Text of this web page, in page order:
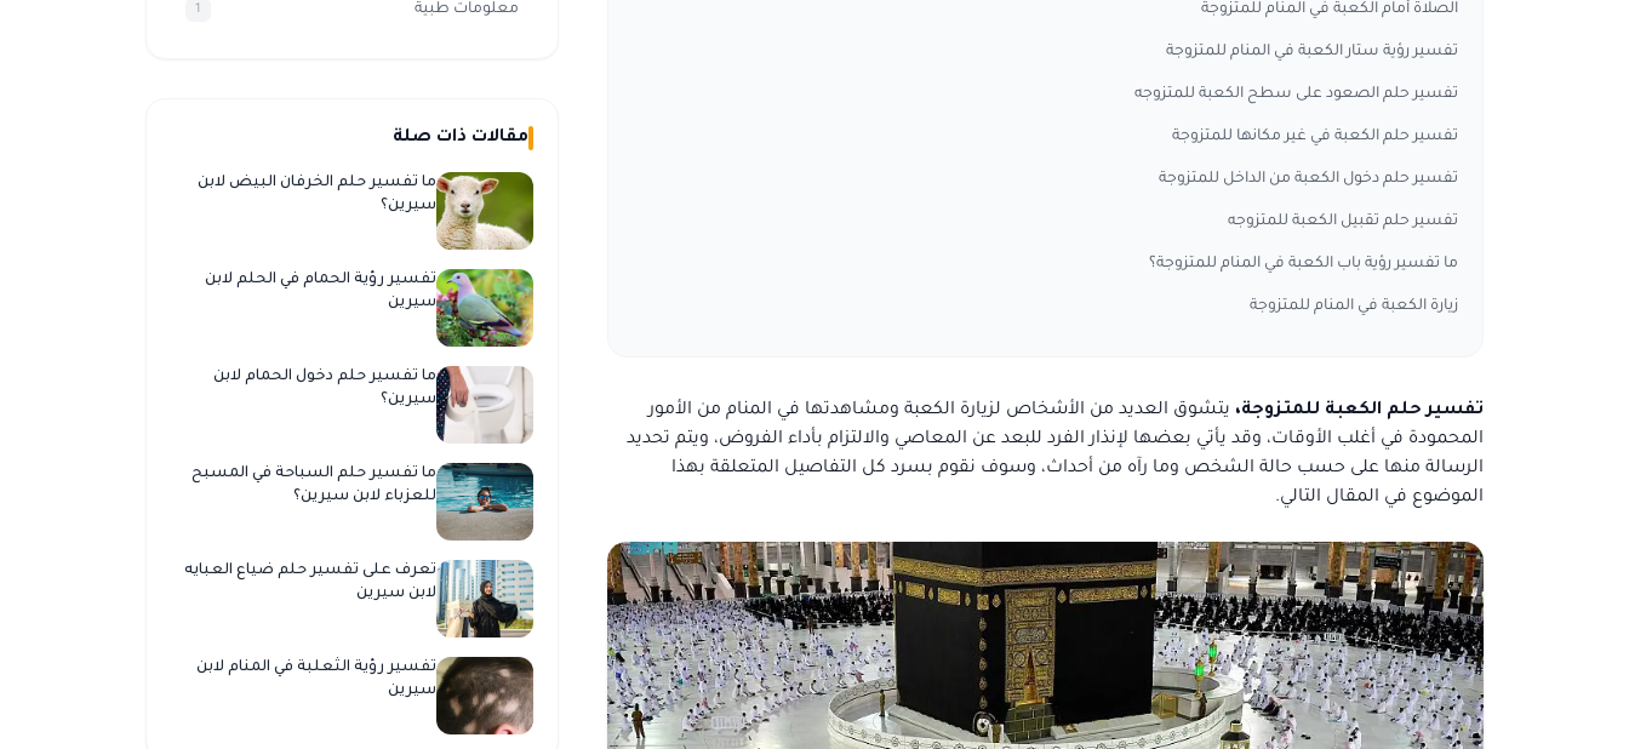
الصلاة أمام الكعبة في المنام للمتزوجة
تفسير رؤية ستار الكعبة في المنام للمتزوجة
تفسير حلم الصعود على سطح الكعبة للمتزوجه
تفسير حلم الكعبة في غير مكانها للمتزوجة
تفسير حلم دخول الكعبة من الداخل للمتزوجة
تفسير حلم تقبيل الكعبة للمتزوجه
ما تفسير رؤية باب الكعبة في المنام للمتزوجة؟
زيارة الكعبة في المنام للمتزوجة
تفسير حلم الكعبة للمتزوجة، يتشوق العديد من الأشخاص لزيارة الكعبة ومشاهدتها في المنام من الأمور
المحمودة في أغلب الأوقات، وقد يأتي بعضها لإنذار الفرد للبعد عن المعاصي والالتزام بأداء الفروض، ويتم تحديد
الرسالة منها على حسب حالة الشخص وما رآه من أحداث، وسوف نقوم بسرد كل التفاصيل المتعلقة بهذا
الموضوع في المقال التالي.
معلومات طبية 1
مقالات ذات صلة
ما تفسير حلم الخرفان البيض لابن
سيرين؟
تفسير رؤية الحمام في الحلم لابن
سيرين
ما تفسير حلم دخول الحمام لابن
سيرين؟
ما تفسير حلم السباحة في المسبح
للعزباء لابن سيرين؟
تعرف على تفسير حلم ضياع العبايه
لابن سيرين
تفسير رؤية الثعلبة في المنام لابن
سيرين